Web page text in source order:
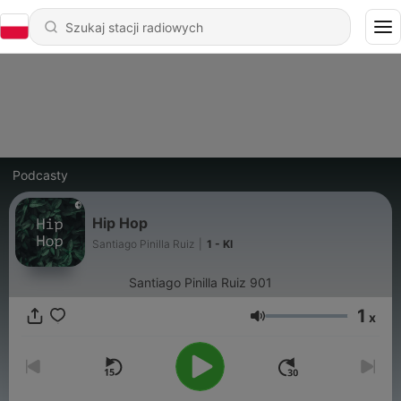
Podcasty
Hip Hop
Santiago Pinilla Ruiz 1 - Kl
Santiago Pinilla Ruiz 901
Głośność 1 x